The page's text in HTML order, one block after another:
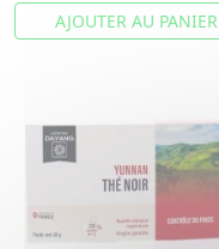
AJOUTER AU PANIER